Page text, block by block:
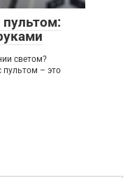
светом?
пультом – это